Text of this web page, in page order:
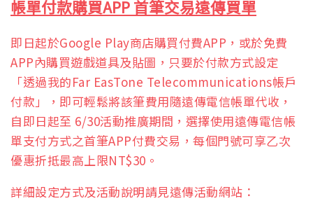
帳單付款購買APP 首筆交易遠傳買單
即日起於Google Play商店購買付費APP，或於免費
APP內購買遊戲道具及貼圖，只要於付款方式設定
「透過我的Far EasTone Telecommunications帳戶
付款」，即可輕鬆將該筆費用隨遠傳電信帳單代收，
自即日起至 6/30活動推廣期間，選擇使用遠傳電信帳
單支付方式之首筆APP付費交易，每個門號可享乙次
優惠折抵最高上限NT$30。
詳細設定方式及活動說明請見遠傳活動網站：